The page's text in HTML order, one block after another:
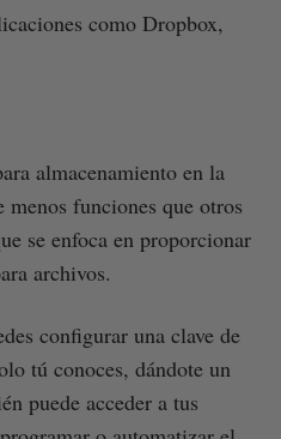
como Dropbox,
almacenamiento en la
funciones que otros
se enfoca en proporcionar
archivos.
configurar una clave de
tú conoces, dándote un
puede acceder a tus